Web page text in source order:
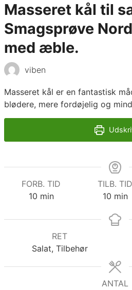
Masseret kål til
Smagsprøve
med æble.
viben
Masseret kål er en fantastisk
blødere, mere fordøjelig og
FORB. TID
10minutter
min
TILB. TID
10 min
RET
Salat, Tilbehør
ANTAL